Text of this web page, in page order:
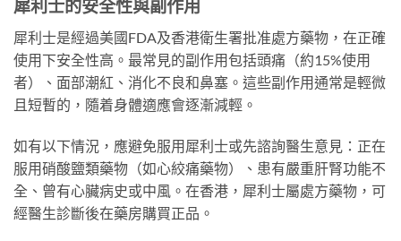
犀利士的安全性與副作用
犀利士是經過美國FDA及香港衛生署批准處方藥物，在正確
使用下安全性高。最常見的副作用包括頭痛（約15%使用
者）、面部潮紅、消化不良和鼻塞。這些副作用通常是輕微
且短暫的，隨着身體適應會逐漸減輕。
如有以下情況，應避免服用犀利士或先諮詢醫生意見：正在
服用硝酸鹽類藥物（如心絞痛藥物）、患有嚴重肝腎功能不
全、曾有心臟病史或中風。在香港，犀利士屬處方藥物，可
經醫生診斷後在藥房購買正品。